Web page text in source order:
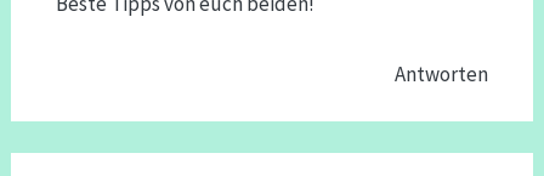
Antworten